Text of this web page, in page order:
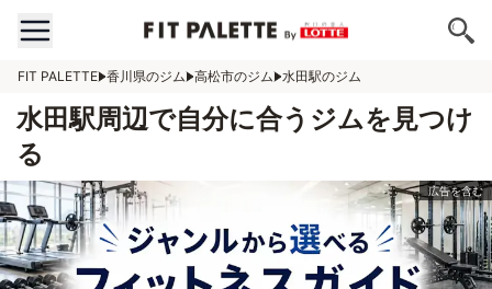
FIT PALETTE 香川県のジム 高松市のジム 水田駅のジム
水田駅周辺で自分に合うジムを見つけ
る